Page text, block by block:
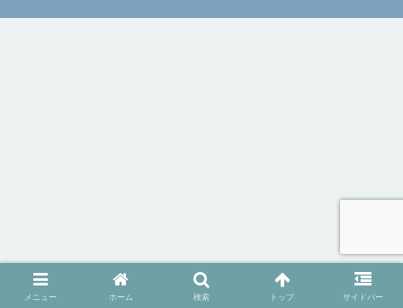
メニュー ホーム 検索 トップ サイドバー